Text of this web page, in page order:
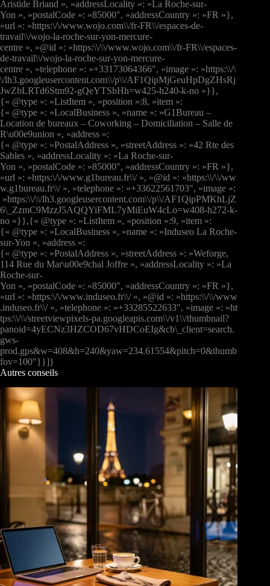
Aristide Briand », »addressLocality »: »La Roche-sur-
Yon », »postalCode »: »85000″, »addressCountry »: »FR »},
»url »: »https:\/\/www.wojo.com\\/fr-FR\\/espaces-de-
travail\\/wojo-la-roche-sur-yon-mercure-
centre », »@id »: »https:\\/\\/www.wojo.com\\/fr-FR\\/espaces-
de-travail\\/wojo-la-roche-sur-yon-mercure-
centre », »telephone »: »+33173064366″, »image »: »https:\\/\
\/lh3.googleusercontent.com\\/p\\/AF1QipMjGeuHpDgZHsRj
JwZbLRTd6Stm92-gQeYTSbHh=w425-h240-k-no »}},
{« @type »: »ListItem », »position »:8, »item »:
{« @type »: »LocalBusiness », »name »: »G1Bureau –
Location de bureaux – Coworking – Domiciliation – Salle de
R\u00e9union », »address »:
{« @type »: »PostalAddress », »streetAddress »: »42 Rte des
Sables », »addressLocality »: »La Roche-sur-
Yon », »postalCode »: »85000″, »addressCountry »: »FR »},
»url »: »https:\/\/www.g1bureau.fr\\/ », »@id »: »https:\\/\\/ww
w.g1bureau.fr\\/ », »telephone »: »+33622561703″, »image »:
»https:\\/\\/lh3.googleusercontent.com\\/p\\/AF1QipPMKhLjZ
6\_ZzmC9MzzJ5AQQYiFML7yMiEuW4cLo=w408-h272-k-
no »}},{« @type »: »ListItem », »position »:9, »item »:
{« @type »: »LocalBusiness », »name »: »Induseo La Roche-
sur-Yon », »address »:
{« @type »: »PostalAddress », »streetAddress »: »Weforge,
114 Rue du Mar\u00e9chal Joffre », »addressLocality »: »La
Roche-sur-
Yon », »postalCode »: »85000″, »addressCountry »: »FR »},
»url »: »https:\/\/www.induseo.fr\\/ », »@id »: »https:\\/\\/www
.induseo.fr\\/ », »telephone »: »+33285522633″, »image »: »ht
tps:\\/\\/streetviewpixels-pa.googleapis.com\\/v1\\/thumbnail?
panoid=4yECNz3HZCOD67vHDCoEIg&cb\_client=search.
gws-
prod.gps&w=408&h=240&yaw=234.61554&pitch=0&thumb
fov=100″}}]}
Autres conseils